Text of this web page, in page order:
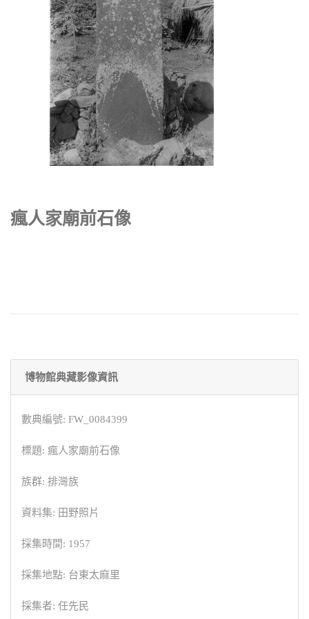
瘋人家廟前石像
博物館典藏影像資訊
數典編號: FW_0084399
標題: 瘋人家廟前石像
族群: 排灣族
資料集: 田野照片
採集時間: 1957
採集地點: 台東太麻里
採集者: 任先民